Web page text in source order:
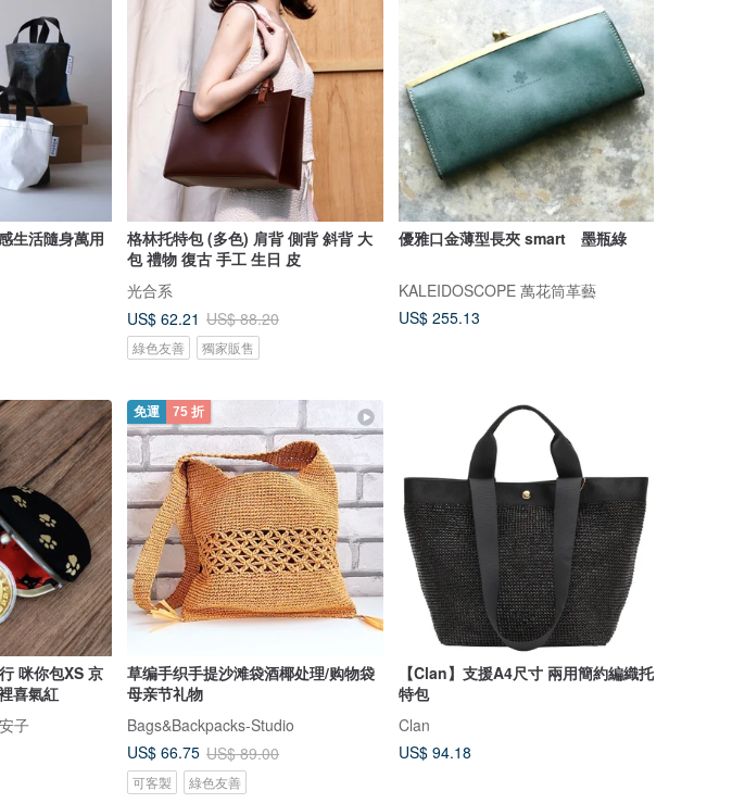
生活隨身萬用
格林托特包 (多色) 肩背 側背 斜背 大
包 禮物 復古 手工 生日 皮
光合系
US$ 62.21 US$ 88.20
綠色友善 獨家販售
優雅口金薄型長夾 smart 墨瓶綠
KALEIDOSCOPE 萬花筒革藝
US$ 255.13
咪你包XS 京
喜氣紅
子
免運 75 折
草编手织手提沙滩袋酒椰处理/购物袋
母亲节礼物
Bags&Backpacks-Studio
US$ 66.75 US$ 89.00
可客製 綠色友善
【Clan】支援A4尺寸 兩用簡約編織托
特包
Clan
US$ 94.18